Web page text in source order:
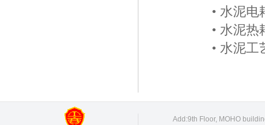
• 水泥电
• 水泥热
• 水泥工
Add:9th Floor, MOHO